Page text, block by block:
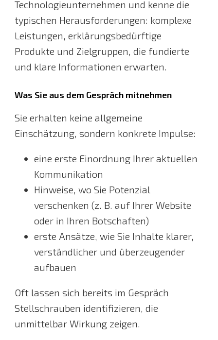
Technologieunternehmen und kenne die
typischen Herausforderungen: komplexe
Leistungen, erklärungsbedürftige
Produkte und Zielgruppen, die fundierte
und klare Informationen erwarten.
Was Sie aus dem Gespräch mitnehmen
Sie erhalten keine allgemeine
Einschätzung, sondern konkrete Impulse:
eine erste Einordnung Ihrer aktuellen
Kommunikation
Hinweise, wo Sie Potenzial
verschenken (z. B. auf Ihrer Website
oder in Ihren Botschaften)
erste Ansätze, wie Sie Inhalte klarer,
verständlicher und überzeugender
aufbauen
Oft lassen sich bereits im Gespräch
Stellschrauben identifizieren, die
unmittelbar Wirkung zeigen.